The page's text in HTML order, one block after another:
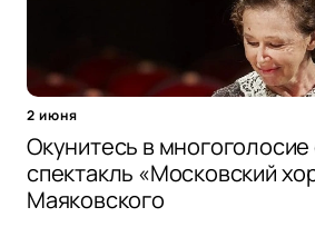
2 июня
Окунитесь в
спектакль «Московский
Маяковского